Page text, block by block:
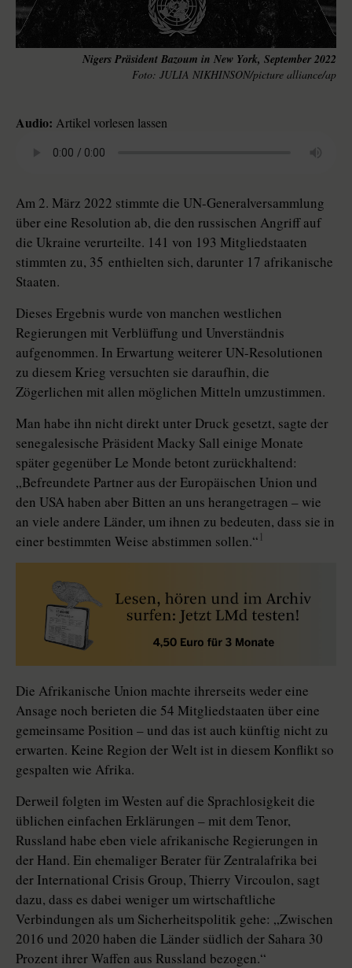
Nigers Präsident Bazoum in New York, September 2022
JULIA NIKHINSON/picture alliance/ap
Audio: Artikel vorlesen lassen
Am 2. März 2022 stimmte die UN-Generalversammlung
über eine Resolution ab, die den russischen Angriff auf
die Ukraine verurteilte. 141 von 193 Mitgliedstaaten
stimmten zu, 35 enthielten sich, darunter 17 afrikanische
Staaten.
Dieses Ergebnis wurde von manchen westlichen
Regierungen mit Verblüffung und Unverständnis
aufgenommen. In Erwartung weiterer UN-Resolutionen
zu diesem Krieg versuchten sie daraufhin, die
Zögerlichen mit allen möglichen Mitteln umzustimmen.
Man habe ihn nicht direkt unter Druck gesetzt, sagte der
senegalesische Präsident Macky Sall einige Monate
später gegenüber Le Monde betont zurückhaltend:
„Befreundete Partner aus der Europäischen Union und
den USA haben aber Bitten an uns herangetragen – wie
an viele andere Länder, um ihnen zu bedeuten, dass sie in
einer bestimmten Weise abstimmen sollen.“ 1
Die Afrikanische Union machte ihrerseits weder eine
Ansage noch berieten die 54 Mitgliedstaaten über eine
gemeinsame Position – und das ist auch künftig nicht zu
erwarten. Keine Re­gion der Welt ist in diesem Konflikt so
gespalten wie Afrika.
Derweil folgten im Westen auf die Sprachlosigkeit die
üblichen einfachen Erklärungen – mit dem Tenor,
Russland habe eben viele afrikanische Regierungen in
der Hand. Ein ehemaliger Berater für Zentralafrika bei
der International Crisis Group, Thierry Vircoulon, sagt
dazu, dass es dabei weniger um wirtschaftliche
Verbindungen als um Sicherheitspolitik gehe: „Zwischen
2016 und 2020 haben die Länder südlich der Sahara 30
Prozent ihrer Waffen aus Russland bezogen.“